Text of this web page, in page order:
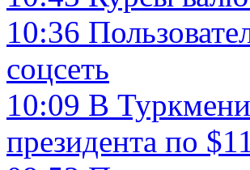
10:36
соцсеть
10:09 В
президента по $11